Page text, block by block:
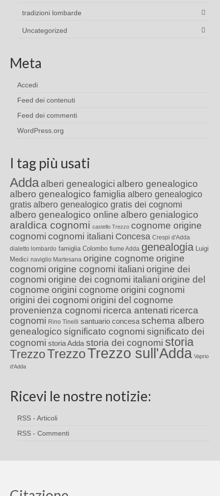
tradizioni lombarde
Uncategorized
Meta
Accedi
Feed dei contenuti
Feed dei commenti
WordPress.org
I tag più usati
Adda alberi genealogici albero genealogico
albero genealogico famiglia albero genealogico
gratis albero genealogico gratis dei cognomi
albero genealogico online albero genialogico
araldica cognomi castello Trezzo cognome origine
cognomi cognomi italiani Concesa Crespi d'Adda
dialetto lombardo famiglia Colombo fiume Adda genealogia Luigi
Medici naviglio Martesana origine cognome origine
cognomi origine cognomi italiani origine dei
cognomi origine dei cognomi italiani origine del
cognome origini cognome origini cognomi
origini dei cognomi origini del cognome
provenienza cognomi ricerca antenati ricerca
cognomi Rino Tinelli santuario concesa schema albero
genealogico significato cognomi significato dei
cognomi storia Adda storia dei cognomi storia
TrezzoTrezzoTrezzo sull'Adda Vaprio
d'Adda
Ricevi le nostre notizie:
RSS - Articoli
RSS - Commenti